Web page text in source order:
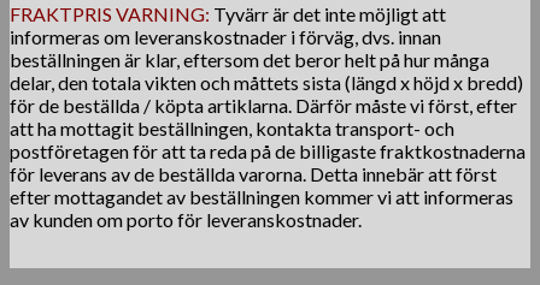
FRAKTPRIS VARNING: Tyvärr är det inte möjligt att
informeras om leveranskostnader i förväg, dvs. innan
beställningen är klar, eftersom det beror helt på hur många
delar, den totala vikten och måttets sista (längd x höjd x bredd)
för de beställda / köpta artiklarna. Därför måste vi först, efter
att ha mottagit beställningen, kontakta transport- och
postföretagen för att ta reda på de billigaste fraktkostnaderna
för leverans av de beställda varorna. Detta innebär att först
efter mottagandet av beställningen kommer vi att informeras
av kunden om porto för leveranskostnader.